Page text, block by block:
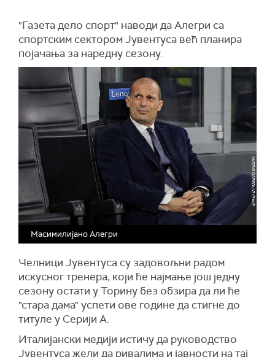
"Газета дело спорт" наводи да Алегри са
спортским сектором Јувентуса већ планира
појачања за наредну сезону.
Масимилијано Алегри
Челници Јувентуса су задовољни радом
искусног тренера, који ће најмање још једну
сезону остати у Торину без обзира да ли ће
"стара дама" успети ове године да стигне до
титуле у Серији А.
Италијански медији истичу да руководство
Јувентуса жели да ривалима и јавности на тај